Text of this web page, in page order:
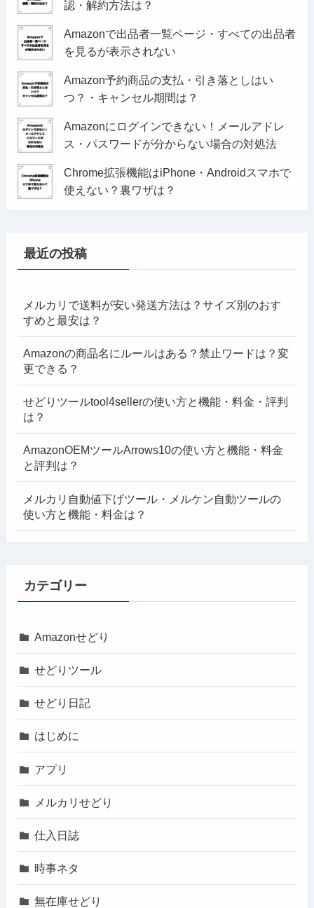
認・解約方法は？
Amazonで出品者一覧ページ・すべての出品者
を見るが表示されない
Amazon予約商品の支払・引き落としはい
つ？・キャンセル期間は？
Amazonにログインできない！メールアドレ
ス・パスワードが分からない場合の対処法
Chrome拡張機能はiPhone・Androidスマホで
使えない？裏ワザは？
最近の投稿
メルカリで送料が安い発送方法は？サイズ別のおす
すめと最安は？
Amazonの商品名にルールはある？禁止ワードは？変
更できる？
せどりツールtool4sellerの使い方と機能・料金・評判
は？
AmazonOEMツールArrows10の使い方と機能・料金
と評判は？
メルカリ自動値下げツール・メルケン自動ツールの
使い方と機能・料金は？
カテゴリー
Amazonせどり
せどりツール
せどり日記
はじめに
アプリ
メルカリせどり
仕入日誌
時事ネタ
無在庫せどり